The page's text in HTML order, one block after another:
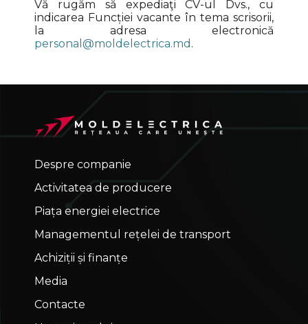
Vă rugăm să expediaţi CV-ul Dvs., cu
indicarea Funcției vacante în tema scrisorii,
la adresa electronică
personal@moldelectrica.md .
Despre companie
Activitatea de producere
Piața energiei electrice
Managementul rețelei de transport
Achiziții și finanțe
Media
Contacte